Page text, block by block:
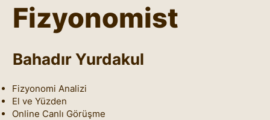
Fizyonomist
Bahadır Yurdakul
Fizyonomi Analizi
El ve Yüzden
Online Canlı Görüşme